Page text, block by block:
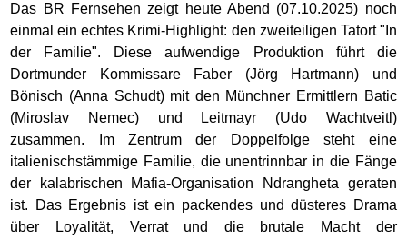
Das BR Fernsehen zeigt heute Abend (07.10.2025) noch
einmal ein echtes Krimi-Highlight: den zweiteiligen Tatort "In
der Familie". Diese aufwendige Produktion führt die
Dortmunder Kommissare Faber (Jörg Hartmann) und
Bönisch (Anna Schudt) mit den Münchner Ermittlern Batic
(Miroslav Nemec) und Leitmayr (Udo Wachtveitl)
zusammen. Im Zentrum der Doppelfolge steht eine
italienischstämmige Familie, die unentrinnbar in die Fänge
der kalabrischen Mafia-Organisation Ndrangheta geraten
ist. Das Ergebnis ist ein packendes und düsteres Drama
über Loyalität, Verrat und die brutale Macht der